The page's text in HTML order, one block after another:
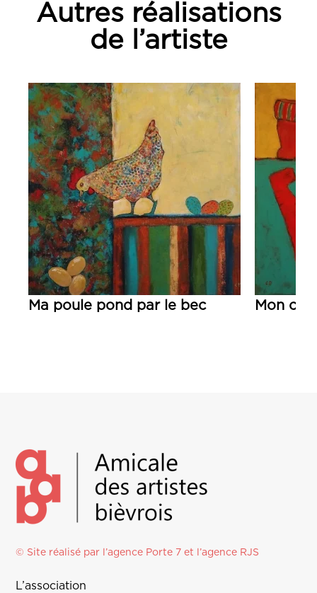
Autres réalisations
de l’artiste
Ma poule pond par le bec Mon
© Site réalisé par l’agence Porte 7 et l’agence RJS
L’association